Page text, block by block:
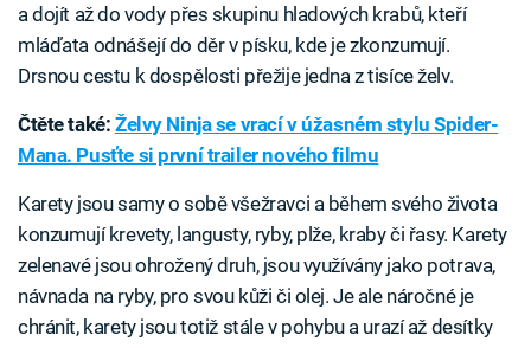
a dojít až do vody přes skupinu hladových krabů, kteří
mláďata odnášejí do děr v písku, kde je zkonzumují.
Drsnou cestu k dospělosti přežije jedna z tisíce želv.
Čtěte také: Želvy Ninja se vrací v úžasném stylu Spider-
Mana. Pusťte si první trailer nového filmu
Karety jsou samy o sobě všežravci a během svého života
konzumují krevety, langusty, ryby, plže, kraby či řasy. Karety
zelenavé jsou ohrožený druh, jsou využívány jako potrava,
návnada na ryby, pro svou kůži či olej. Je ale náročné je
chránit, karety jsou totiž stále v pohybu a urazí až desítky